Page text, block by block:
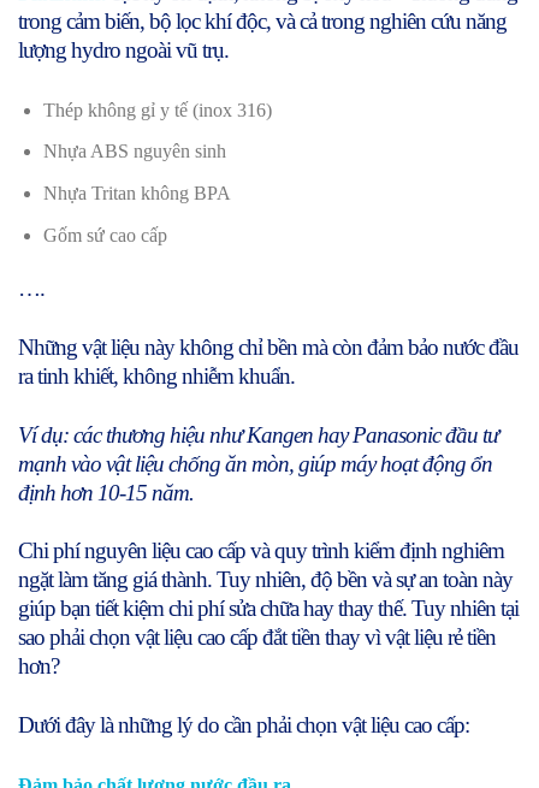
trong cảm biến, bộ lọc khí độc, và cả trong nghiên cứu năng
lượng hydro ngoài vũ trụ.
Thép không gỉ y tế (inox 316)
Nhựa ABS nguyên sinh
Nhựa Tritan không BPA
Gốm sứ cao cấp
….
Những vật liệu này không chỉ bền mà còn đảm bảo nước đầu
ra tinh khiết, không nhiễm khuẩn.
Ví dụ: các thương hiệu như Kangen hay Panasonic đầu tư
mạnh vào vật liệu chống ăn mòn, giúp máy hoạt động ổn
định hơn 10-15 năm.
Chi phí nguyên liệu cao cấp và quy trình kiểm định nghiêm
ngặt làm tăng giá thành. Tuy nhiên, độ bền và sự an toàn này
giúp bạn tiết kiệm chi phí sửa chữa hay thay thế. Tuy nhiên tại
sao phải chọn vật liệu cao cấp đắt tiền thay vì vật liệu rẻ tiền
hơn?
Dưới đây là những lý do cần phải chọn vật liệu cao cấp: